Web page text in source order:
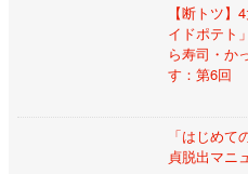
【断トツ
イドポテト
ら寿司・か
す：第6回
「はじめ
貞脱出マニ